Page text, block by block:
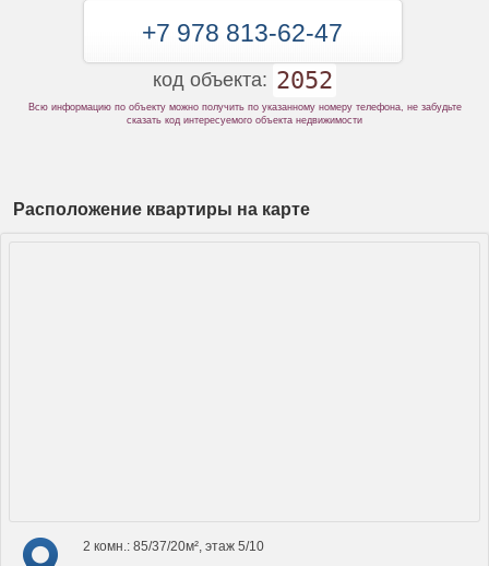
+7 978 813-62-47
код объекта: 2052
Всю информацию по объекту можно получить по указанному номеру телефона, не забудьте
сказать код интересуемого объекта недвижимости
Расположение квартиры на карте
2 комн.: 85/37/20м², этаж 5/10